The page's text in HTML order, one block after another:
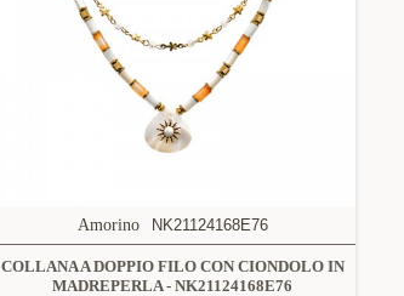
Amorino NK21124168E76
COLLANA A DOPPIO FILO CON CIONDOLO IN
MADREPERLA - NK21124168E76